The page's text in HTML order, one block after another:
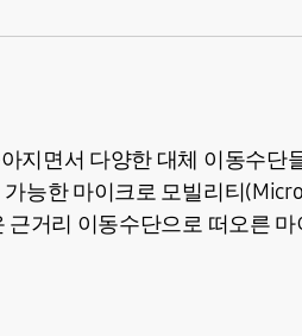
지면서 다양한 대체 이동수단
능한 마이크로 모빌리티
거리 이동수단으로 떠오른